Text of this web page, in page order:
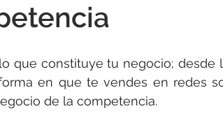
que constituye tu negocio; desde
en que te vendes en redes
de la competencia.